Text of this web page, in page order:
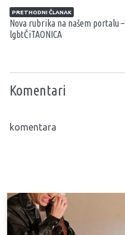
Navigacija članaka
PRETHODNI ČLANAK
Nova rubrika na našem portalu –
lgbtČiTAONICA
Komentari
komentara